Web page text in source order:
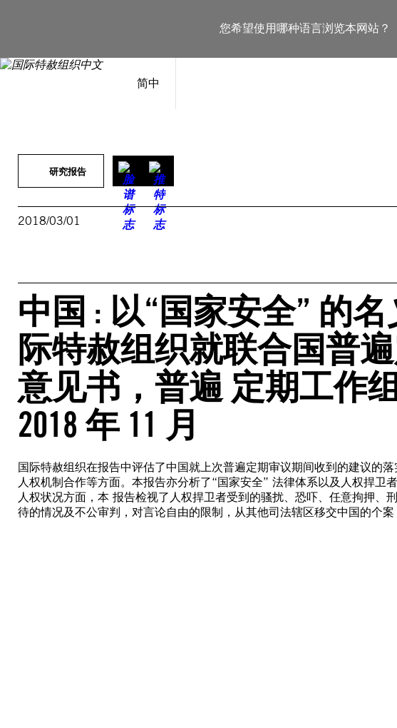
您希望使用哪种语言浏览本网站？
简中
研究报告
2018/03/01
中国 : 以“国家安全” 的
际特赦组织就联合国普
意见书，普遍 定期工作
2018 年 11 月
国际特赦组织在报告中评估了中国就上次普遍定期审议期间收到的建议的
人权机制合作等方面。本报告亦分析了“国家安全” 法律体系以及人权捍卫
人权状况方面，本 报告检视了人权捍卫者受到的骚扰、恐吓、任意拘押、
待的情况及不公审判，对言论自由的限制，从其他司法辖区移交中国的个